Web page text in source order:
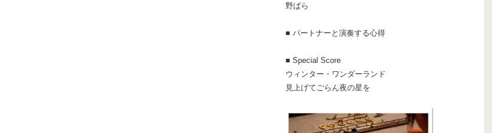
野ばら
■ パートナーと演奏する心得
■ Special Score
ウィンター・ワンダーランド
見上げてごらん夜の星を